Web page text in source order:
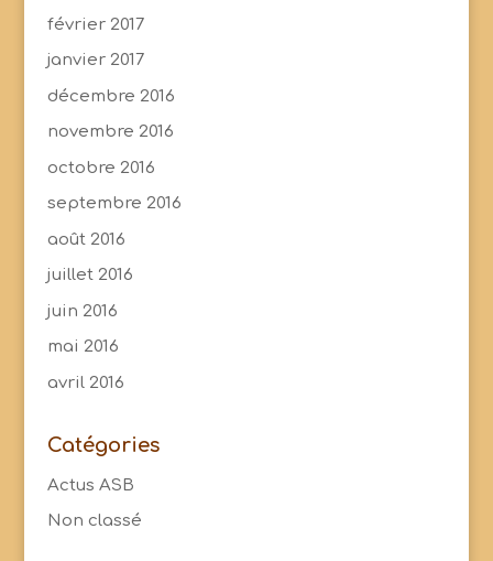
février 2017
janvier 2017
décembre 2016
novembre 2016
octobre 2016
septembre 2016
août 2016
juillet 2016
juin 2016
mai 2016
avril 2016
Catégories
Actus ASB
Non classé